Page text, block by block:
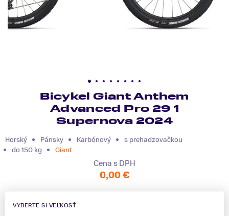
Bicykel Giant Anthem
Advanced Pro 29 1
Supernova 2024
Horský Pánsky Karbónový
s prehadzovačkou
do 150 kg
Giant
Cena s DPH
0,00 €
VYBERTE SI VEĽKOSŤ